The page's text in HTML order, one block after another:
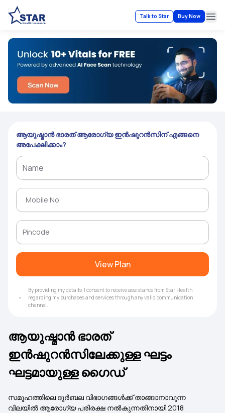
Talk to Star Buy Now
ആയുഷ്മാൻ ഭാരത് ആരോഗ്യ ഇൻഷുറൻസിന് എങ്ങനെ
അപേക്ഷിക്കാം?
View Plan
By providing my details, I consent to receive assistance from Star Health
regarding my purchases and services through any valid communication
channel.
ആയുഷ്മാൻ ഭാരത്
ഇൻഷുറൻസിലേക്കുള്ള ഘട്ടം
ഘട്ടമായുള്ള ഗൈഡ്
സമൂഹത്തിലെ ദുർബല വിഭാഗങ്ങൾക്ക് താങ്ങാനാവുന്ന
വിലയിൽ ആരോഗ്യ പരിരക്ഷ നൽകുന്നതിനായി 2018